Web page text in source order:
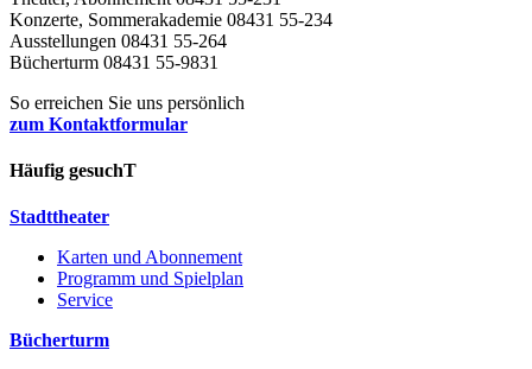
Konzerte, Sommerakademie 08431 55-234
Ausstellungen 08431 55-264
Bücherturm 08431 55-9831
So erreichen Sie uns persönlich
zum Kontaktformular
Häufig gesuchT
Stadttheater
Karten und Abonnement
Programm und Spielplan
Service
Bücherturm